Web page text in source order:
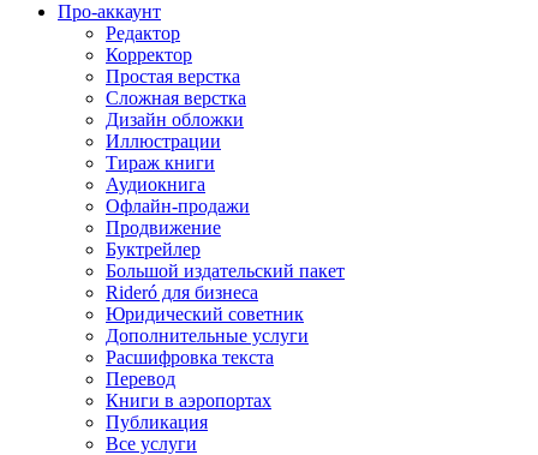
Про-аккаунт
Редактор
Корректор
Простая верстка
Сложная верстка
Дизайн обложки
Иллюстрации
Тираж книги
Аудиокнига
Офлайн-продажи
Продвижение
Буктрейлер
Большой издательский пакет
Rideró для бизнеса
Юридический советник
Дополнительные услуги
Расшифровка текста
Перевод
Книги в аэропортах
Публикация
Все услуги